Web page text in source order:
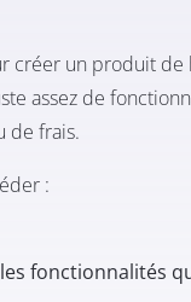
créer un produit de
assez de
de frais.
:
fonctionnalités